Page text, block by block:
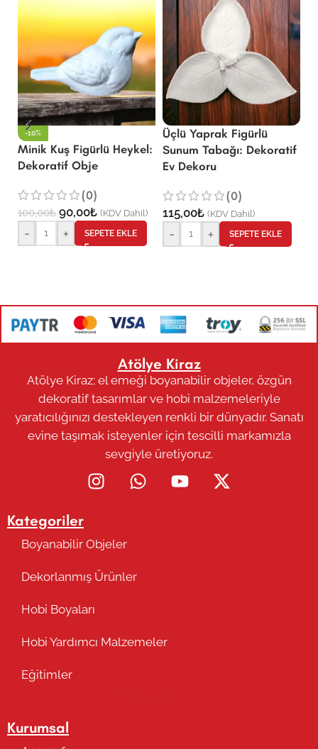
-10%
Minik Kuş Figürlü Heykel:
Dekoratif Obje
(0)
100,00₺ 90,00₺ (KDV Dahil)
- + SEPETE EKLE
Üçlü Yaprak Figürlü
Sunum Tabağı: Dekoratif
Ev Dekoru
(0)
115,00₺ (KDV Dahil)
- + SEPETE EKLE
Atölye Kiraz
Atölye Kiraz; el emeği boyanabilir objeler, özgün
dekoratif tasarımlar ve hobi malzemeleriyle
yaratıcılığınızı destekleyen renkli bir dünyadır. Sanatı
evine taşımak isteyenler için tescilli markamızla
sevgiyle üretiyoruz.
Kategoriler
Boyanabilir Objeler
Dekorlanmış Ürünler
Hobi Boyaları
Hobi Yardımcı Malzemeler
Eğitimler
Kurumsal